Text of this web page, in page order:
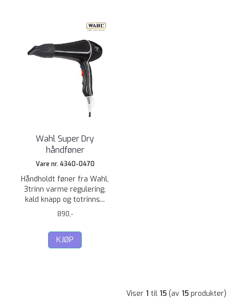
Wahl Super Dry
håndføner
Vare nr. 4340-0470
Håndholdt føner fra Wahl,
3trinn varme regulering,
kald knapp og totrinns...
890,-
KJØP
Viser 1 til 15 (av 15 produkter)